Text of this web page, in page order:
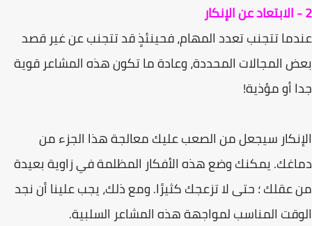
2 - الابتعاد عن الإنكار
عندما تتجنب تعدد المھام، فحینئذٍ قد تتجنب عن غیر قصد
بعض المجالات المحددة، وعادة ما تكون ھذه المشاعر قویة
جدا أو مؤذیة!
الإنكار سیجعل من الصعب علیك معالجة ھذا الجزء من
دماغك. یمكنك وضع ھذه الأفكار المظلمة في زاویة بعیدة
من عقلك ؛ حتى لا تزعجك كثیرًا. ومع ذلك، یجب علینا أن نجد
الوقت المناسب لمواجھة ھذه المشاعر السلبیة.